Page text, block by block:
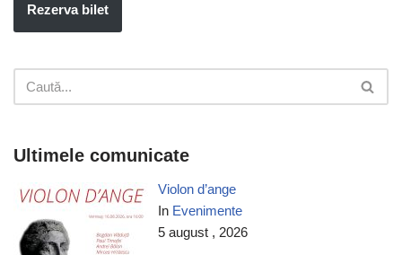
Rezerva bilet
Ultimele comunicate
Violon d’ange
In Evenimente
5 august , 2026